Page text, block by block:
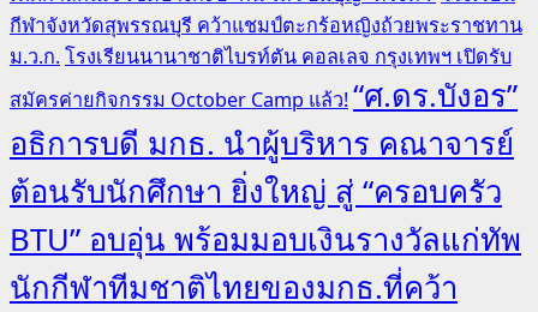
กีฬาจังหวัดสุพรรณบุรี คว้าแชมป์ตะกร้อหญิงถ้วยพระราชทาน
ม.ว.ก.โรงเรียนนานาชาติไบรท์ตัน คอลเลจ กรุงเทพฯ เปิดรับ
สมัครค่ายกิจกรรม October Camp แล้ว!“ศ.ดร.บังอร”
อธิการบดี มกธ. นำผู้บริหาร คณาจารย์
ต้อนรับนักศึกษา ยิ่งใหญ่ สู่ “ครอบครัว
BTU” อบอุ่น พร้อมมอบเงินรางวัลแก่ทัพ
นักกีฬาทีมชาติไทยของมกธ.ที่คว้า